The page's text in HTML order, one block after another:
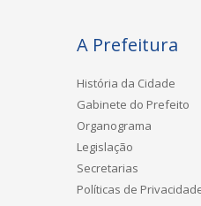
A Prefeitura
História da Cidade
Gabinete do Prefeito
Organograma
Legislação
Secretarias
Políticas de